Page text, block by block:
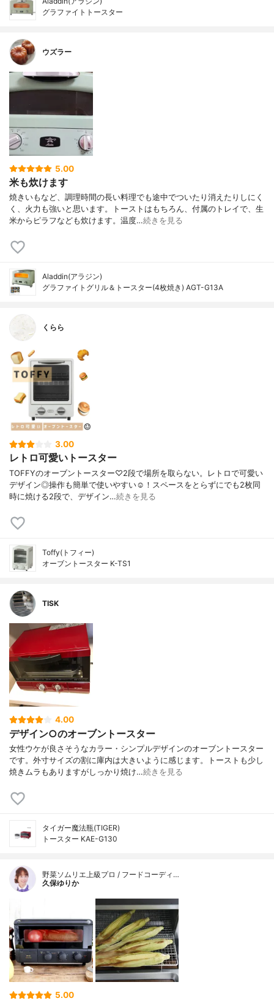
グラファイトトースター
ウズラー
5.00
米も炊けます
焼きいもなど、調理時間の長い料理でも途中でついたり消えたりしにく
く、火力も強いと思います。トーストはもちろん、付属のトレイで、生
米からピラフなども炊けます。温度…続きを見る
Aladdin(アラジン)
グラファイトグリル＆トースター(4枚焼き) AGT-G13A
くらら
3.00
レトロ可愛いトースター
TOFFYのオーブントースター♡2段で場所を取らない。レトロで可愛い
デザイン◎操作も簡単で使いやすい☺︎！スペースをとらずにでも2枚同
時に焼ける2段で、デザイン…続きを見る
Toffy(トフィー)
オーブントースター K-TS1
TISK
4.00
デザイン○のオーブントースター
女性ウケが良さそうなカラー・シンプルデザインのオーブントースター
です。外寸サイズの割に庫内は大きいように感じます。トーストも少し
焼きムラもありますがしっかり焼け…続きを見る
タイガー魔法瓶(TIGER)
トースター KAE-G130
野菜ソムリエ上級プロ / フードコーディ…
久保ゆりか
5.00